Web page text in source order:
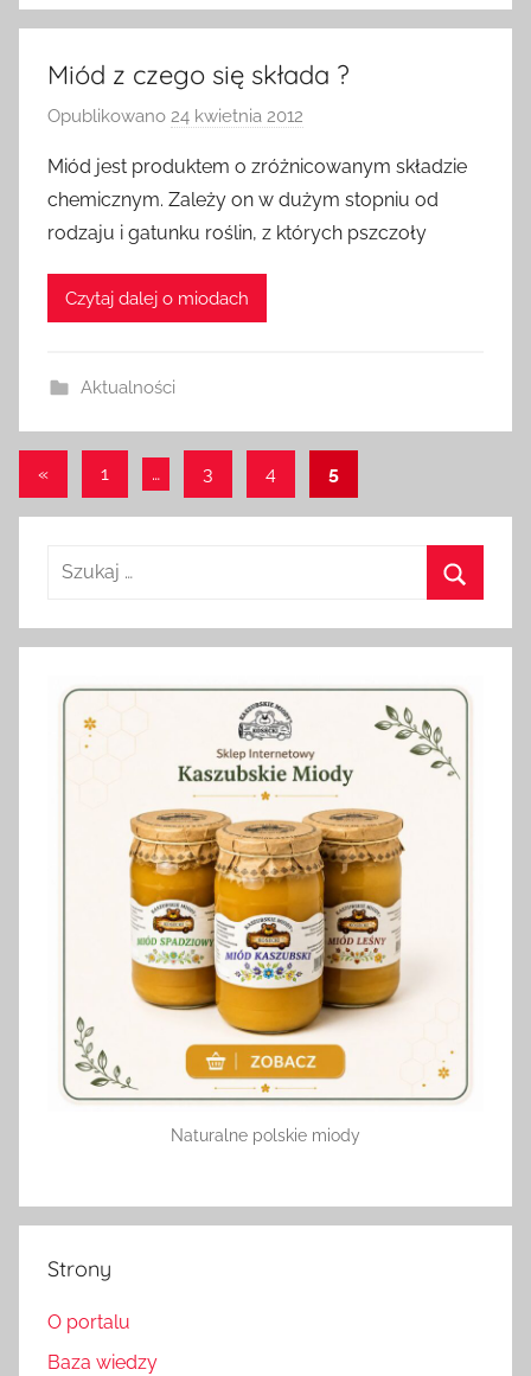
Miód z czego się składa ?
Opublikowano 24 kwietnia 2012
z
e
z
Miód jest produktem o zróżnicowanym składzie
chemicznym. Zależy on w dużym stopniu od
rodzaju i gatunku roślin, z których pszczoły
Czytaj dalej o miodach
Aktualności
Stronicowanie
wpisów
«Poprzednie
wpisy
1 … 3 4 5
Szukaj:
Naturalne polskie miody
Strony
O portalu
Baza wiedzy